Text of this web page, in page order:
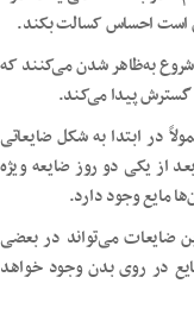
است احساس کسالت بکند.
به‌ظاهر شدن می‌کنند که
گسترش پیدا می‌کند.
در ابتدا به شکل ضایعاتی
از یکی دو روز ضایعه ویژه
مایع وجود دارد.
ضایعات می‌تواند در بعضی
۱۵ تا باشد؛ ولی معمولاً ۲۰۰ تا ۳۰۰ تا ضایع در روی بدن وجود خواهد